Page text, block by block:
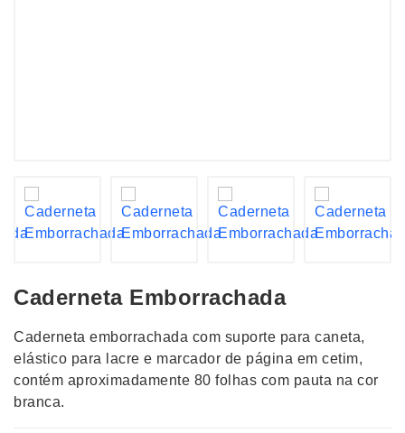
Caderneta Emborrachada
Caderneta emborrachada com suporte para caneta,
elástico para lacre e marcador de página em cetim,
contém aproximadamente 80 folhas com pauta na cor
branca.